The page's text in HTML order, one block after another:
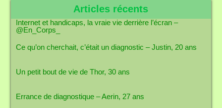
Articles récents
Internet et handicaps, la vraie vie derrière l’écran –
@En_Corps_
Ce qu’on cherchait, c’était un diagnostic – Justin, 20 ans
Un petit bout de vie de Thor, 30 ans
Errance de diagnostique – Aerin, 27 ans